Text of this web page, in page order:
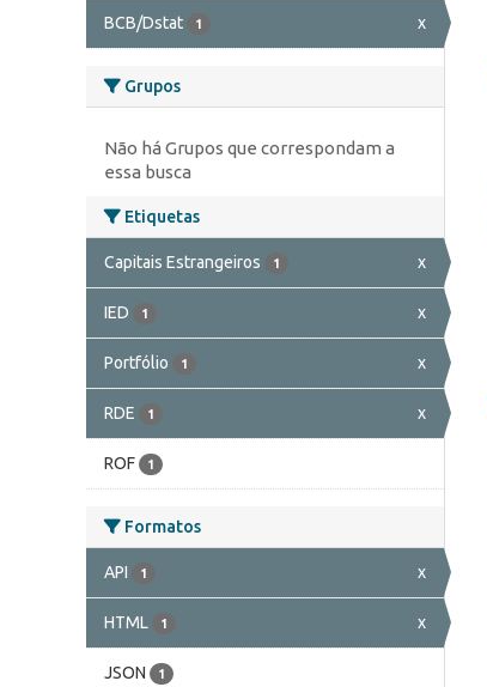
BCB/Dstat 1 x
Grupos
Não há Grupos que correspondam a
essa busca
Etiquetas
Capitais Estrangeiros 1 x
IED 1 x
Portfólio 1 x
RDE 1 x
ROF 1
Formatos
API 1 x
HTML 1 x
JSON 1